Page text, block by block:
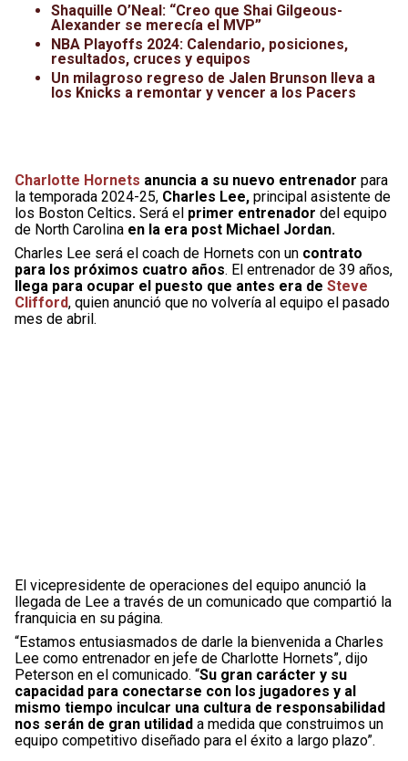
Shaquille O’Neal: “Creo que Shai Gilgeous-
Alexander se merecía el MVP”
NBA Playoffs 2024: Calendario, posiciones,
resultados, cruces y equipos
Un milagroso regreso de Jalen Brunson lleva a
los Knicks a remontar y vencer a los Pacers
Charlotte Hornets anuncia a su nuevo entrenador para
la temporada 2024-25, Charles Lee, principal asistente de
los Boston Celtics. Será el primer entrenador del equipo
de North Carolina en la era post Michael Jordan.
Charles Lee será el coach de Hornets con un contrato
para los próximos cuatro años. El entrenador de 39 años,
llega para ocupar el puesto que antes era de Steve
Clifford, quien anunció que no volvería al equipo el pasado
mes de abril.
El vicepresidente de operaciones del equipo anunció la
llegada de Lee a través de un comunicado que compartió la
franquicia en su página.
“Estamos entusiasmados de darle la bienvenida a Charles
Lee como entrenador en jefe de Charlotte Hornets”, dijo
Peterson en el comunicado. “Su gran carácter y su
capacidad para conectarse con los jugadores y al
mismo tiempo inculcar una cultura de responsabilidad
nos serán de gran utilidad a medida que construimos un
equipo competitivo diseñado para el éxito a largo plazo”.